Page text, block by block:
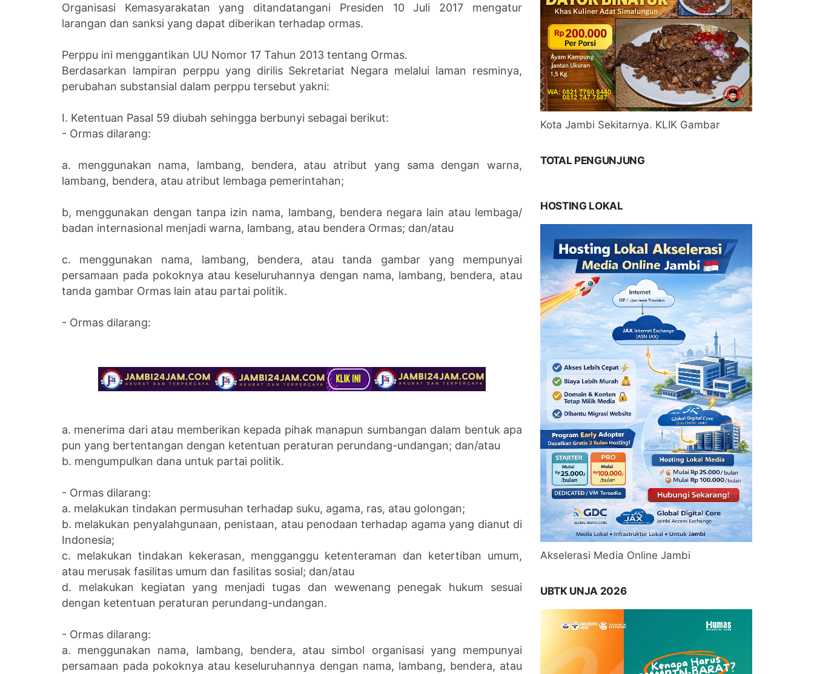
Organisasi Kemasyarakatan yang ditandatangani Presiden 10 Juli 2017 mengatur
larangan dan sanksi yang dapat diberikan terhadap ormas.
Perppu ini menggantikan UU Nomor 17 Tahun 2013 tentang Ormas.
Berdasarkan lampiran perppu yang dirilis Sekretariat Negara melalui laman resminya,
perubahan substansial dalam perppu tersebut yakni:
I. Ketentuan Pasal 59 diubah sehingga berbunyi sebagai berikut:
- Ormas dilarang:
a. menggunakan nama, lambang, bendera, atau atribut yang sama dengan warna,
lambang, bendera, atau atribut lembaga pemerintahan;
b, menggunakan dengan tanpa izin nama, lambang, bendera negara lain atau lembaga/
badan internasional menjadi warna, lambang, atau bendera Ormas; dan/atau
c. menggunakan nama, lambang, bendera, atau tanda gambar yang mempunyai
persamaan pada pokoknya atau keseluruhannya dengan nama, lambang, bendera, atau
tanda gambar Ormas lain atau partai politik.
- Ormas dilarang:
a. menerima dari atau memberikan kepada pihak manapun sumbangan dalam bentuk apa
pun yang bertentangan dengan ketentuan peraturan perundang-undangan; dan/atau
b. mengumpulkan dana untuk partai politik.
- Ormas dilarang:
a. melakukan tindakan permusuhan terhadap suku, agama, ras, atau golongan;
b. melakukan penyalahgunaan, penistaan, atau penodaan terhadap agama yang dianut di
Indonesia;
c. melakukan tindakan kekerasan, mengganggu ketenteraman dan ketertiban umum,
atau merusak fasilitas umum dan fasilitas sosial; dan/atau
d. melakukan kegiatan yang menjadi tugas dan wewenang penegak hukum sesuai
dengan ketentuan peraturan perundang-undangan.
- Ormas dilarang:
a. menggunakan nama, lambang, bendera, atau simbol organisasi yang mempunyai
persamaan pada pokoknya atau keseluruhannya dengan nama, lambang, bendera, atau
Kota Jambi Sekitarnya. KLIK Gambar
TOTAL PENGUNJUNG
HOSTING LOKAL
Akselerasi Media Online Jambi
UBTK UNJA 2026